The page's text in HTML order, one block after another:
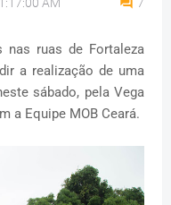
ruas de Fortaleza
a realização de uma
sábado, pela Vega
a Equipe MOB Ceará.